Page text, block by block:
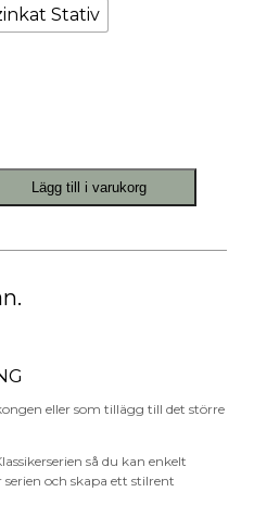
Stativ
Lägg till i varukorg
eller som tillägg till det större
så du kan enkelt
och skapa ett stilrent